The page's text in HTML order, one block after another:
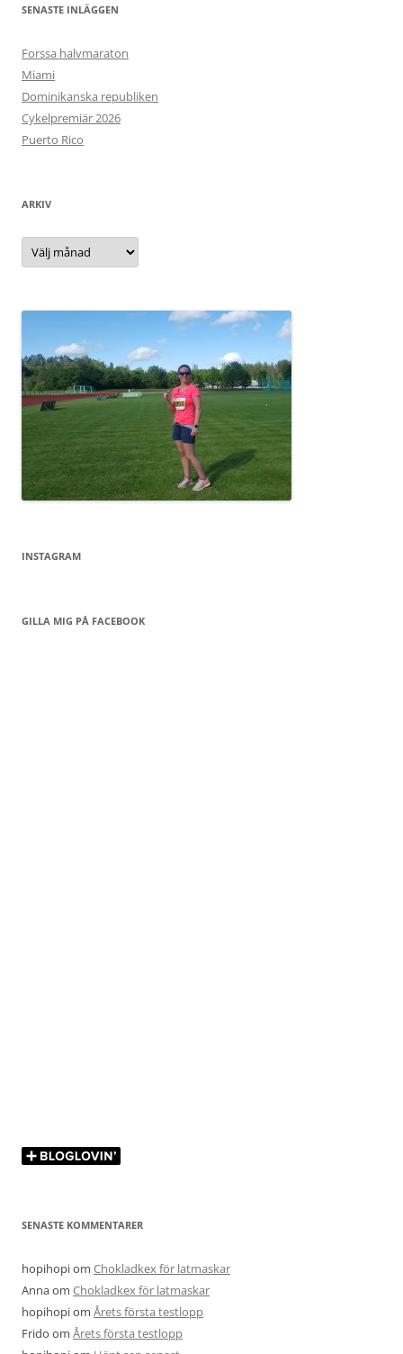
SENASTE INLÄGGEN
Forssa halvmaraton
Miami
Dominikanska republiken
Cykelpremiär 2026
Puerto Rico
ARKIV
Arkiv
INSTAGRAM
GILLA MIG PÅ FACEBOOK
SENASTE KOMMENTARER
hopihopiom Chokladkex för latmaskar
Annaom Chokladkex för latmaskar
hopihopiom Årets första testlopp
Frido om Årets första testlopp